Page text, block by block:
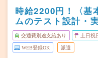
時給2200円！〈基
ムのテスト設計・
交通費別途支給あり 土日祝
WEB登録OK 派遣